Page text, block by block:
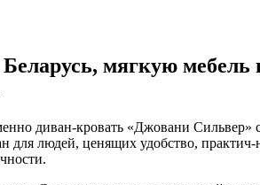
мягкую мебель
диван-кровать «Джовани Сильвер»
людей, ценящих удобство,